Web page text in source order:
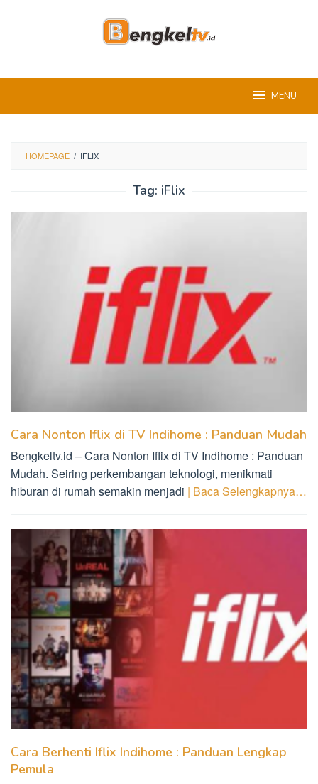
MENU
HOMEPAGE / IFLIX
Tag: iFlix
Cara Nonton Iflix di TV Indihome : Panduan Mudah
Bengkeltv.id – Cara Nonton Iflix di TV Indihome : Panduan
Mudah. Seiring perkembangan teknologi, menikmati
hiburan di rumah semakin menjadi | Baca Selengkapnya…
Cara Berhenti Iflix Indihome : Panduan Lengkap
Pemula